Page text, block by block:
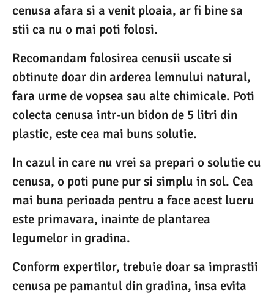
cenusa afara si a venit ploaia, ar fi bine sa
stii ca nu o mai poti folosi.
Recomandam folosirea cenusii uscate si
obtinute doar din arderea lemnului natural,
fara urme de vopsea sau alte chimicale. Poti
colecta cenusa intr-un bidon de 5 litri din
plastic, este cea mai buns solutie.
In cazul in care nu vrei sa prepari o solutie cu
cenusa, o poti pune pur si simplu in sol. Cea
mai buna perioada pentru a face acest lucru
este primavara, inainte de plantarea
legumelor in gradina.
Conform expertilor, trebuie doar sa imprastii
cenusa pe pamantul din gradina, insa evita